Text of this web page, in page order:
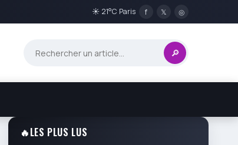
☀ 21°C Paris f 𝕏 ◎
🔎
🔥LES PLUS LUS